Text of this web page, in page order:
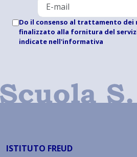
Do il consenso al trattamento dei
finalizzato alla fornitura del
indicate nell'informativa
ISTITUTO FREUD